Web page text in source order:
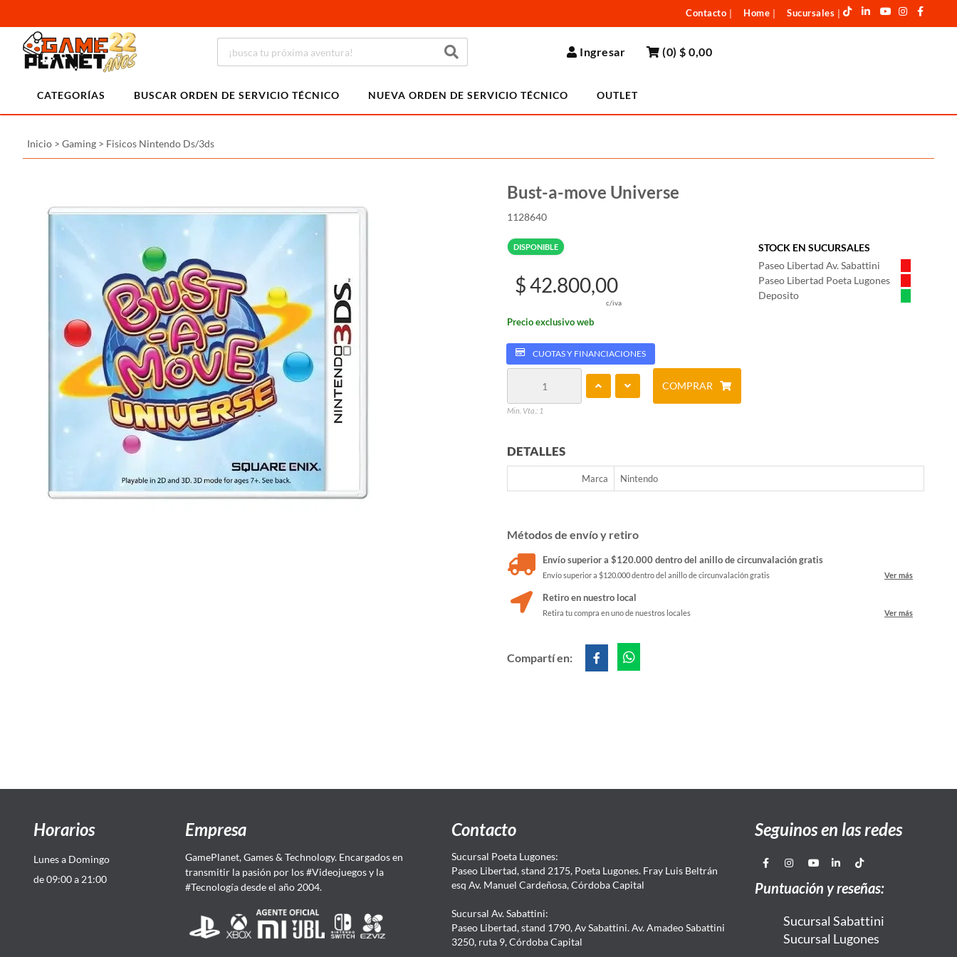
Contacto Home Sucursales
Ingresar (0)$ 0,00
CATEGORÍAS BUSCAR ORDEN DE SERVICIO TÉCNICO NUEVA ORDEN DE SERVICIO TÉCNICO OUTLET
Inicio > Gaming > Fisicos Nintendo Ds/3ds
Bust-a-move Universe
1128640
DISPONIBLE
STOCK EN SUCURSALES
Paseo Libertad Av. Sabattini
Paseo Libertad Poeta Lugones
Deposito
$ 42.800,00
c/iva
Precio exclusivo web
CUOTAS Y FINANCIACIONES
Min. Vta.: 1
COMPRAR
DETALLES
Marca Nintendo
Métodos de envío y retiro
Envío superior a $120.000 dentro del anillo de circunvalación gratis
Envío superior a $120.000 dentro del anillo de circunvalación gratis Ver más
Retiro en nuestro local
Retira tu compra en uno de nuestros locales Ver más
Compartí en:
Horarios
Lunes a Domingo
de 09:00 a 21:00
Empresa
GamePlanet, Games & Technology. Encargados en
transmitir la pasión por los #Videojuegos y la
#Tecnología desde el año 2004.
Contacto
Sucursal Poeta Lugones:
Paseo Libertad, stand 2175, Poeta Lugones. Fray Luis Beltrán
esq Av. Manuel Cardeñosa, Córdoba Capital
Sucursal Av. Sabattini:
Paseo Libertad, stand 1790, Av Sabattini. Av. Amadeo Sabattini
3250, ruta 9, Córdoba Capital
Seguinos en las redes
Puntuación y reseñas:
Sucursal Sabattini
Sucursal Lugones